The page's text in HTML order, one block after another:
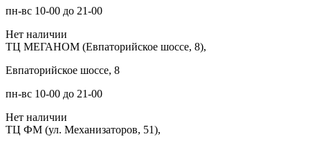
пн-вс 10-00 до 21-00
Нет наличии
ТЦ МЕГАНОМ (Евпаторийское шоссе, 8),
Евпаторийское шоссе, 8
пн-вс 10-00 до 21-00
Нет наличии
ТЦ ФМ (ул. Механизаторов, 51),